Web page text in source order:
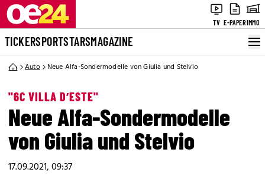
TV E-PAPERIMMO
TICKERSPORTSTARSMAGAZINE
Auto Neue Alfa-Sondermodelle von Giulia und Stelvio
"6C VILLA D’ESTE"
Neue Alfa-Sondermodelle
von Giulia und Stelvio
17.09.2021, 09:37